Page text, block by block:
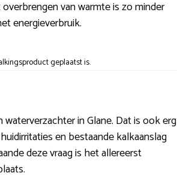
van warmte is zo minder
energieverbruik.
geplaatst is.
in Glane. Dat is ook erg
en bestaande kalkaanslag
deze vraag is het allereerst